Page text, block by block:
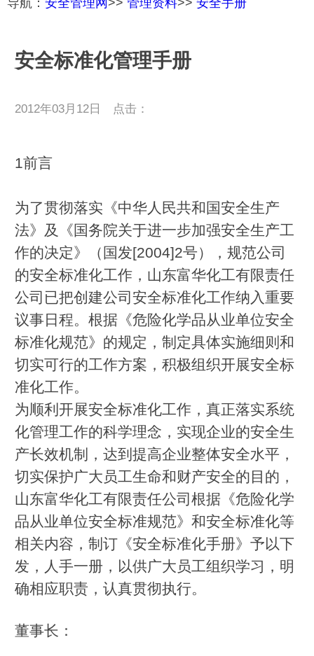
安全标准化管理手册
2012年03月12日 点击：
1前言
为了贯彻落实《中华人民共和国安全生产
法》及《国务院关于进一步加强安全生产工
作的决定》（国发[2004]2号），规范公司
的安全标准化工作，山东富华化工有限责任
公司已把创建公司安全标准化工作纳入重要
议事日程。根据《危险化学品从业单位安全
标准化规范》的规定，制定具体实施细则和
切实可行的工作方案，积极组织开展安全标
准化工作。
为顺利开展安全标准化工作，真正落实系统
化管理工作的科学理念，实现企业的安全生
产长效机制，达到提高企业整体安全水平，
切实保护广大员工生命和财产安全的目的，
山东富华化工有限责任公司根据《危险化学
品从业单位安全标准规范》和安全标准化等
相关内容，制订《安全标准化手册》予以下
发，人手一册，以供广大员工组织学习，明
确相应职责，认真贯彻执行。
董事长：